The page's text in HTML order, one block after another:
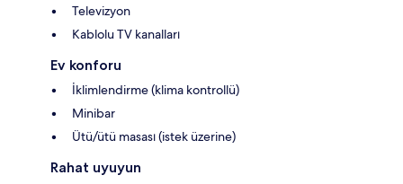
Televizyon
Kablolu TV kanalları
Ev konforu
İklimlendirme (klima kontrollü)
Minibar
Ütü/ütü masası (istek üzerine)
Rahat uyuyun